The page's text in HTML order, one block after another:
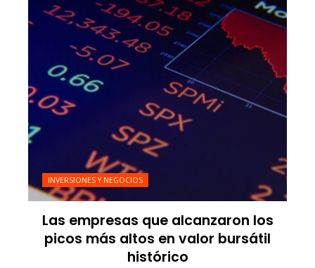
INVERSIONES Y NEGOCIOS
Las empresas que alcanzaron los
picos más altos en valor bursátil
histórico